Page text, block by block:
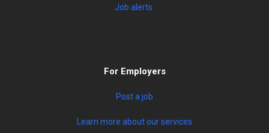
Job alerts
For Employers
Post a job
Learn more about our services